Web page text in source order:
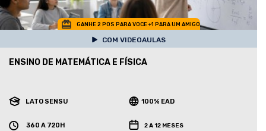
GANHE 2 POS PARA VOCE +1 PARA UM AMIGO
COM VIDEOAULAS
ENSINO DE MATEMÁTICA E FÍSICA
LATO SENSU 100% EAD
360 A 720H 2 A 12 MESES